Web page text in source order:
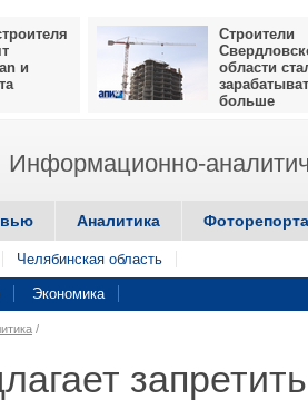
и
Строители
области
больше
Информационно-
Аналитика
Челябинская область
Экономика
/